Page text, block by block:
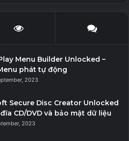
Menu Builder Unlocked –
phát tự động
2023
Secure Disc Creator Unlocked
đĩa CD/DVD và bảo mật dữ liệu
2023